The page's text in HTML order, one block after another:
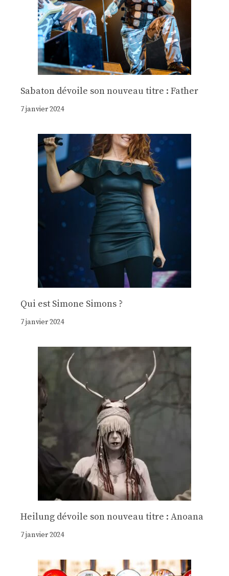
Sabaton dévoile son nouveau titre : Father
7 janvier 2024
Qui est Simone Simons ?
7 janvier 2024
Heilung dévoile son nouveau titre : Anoana
7 janvier 2024